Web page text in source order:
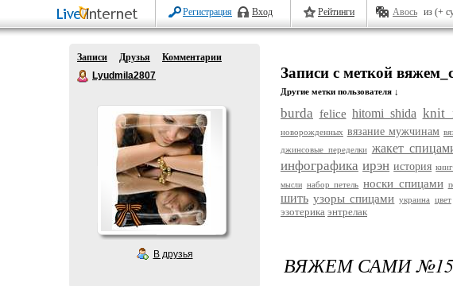
Регистрация Вход Рейтинги Авось из (+
Записи Друзья
Комментарии
Lyudmila2807
В друзья
Записи с меткой
Другие метки пользователя ↓
burda felice hitomi_shida
новорожденных вязание мужчинам
джинсовые переделки жакет
инфографика ирэн история
мысли набор петель носки спицами
шить узоры спицами украина цвет
эзотерика энтрелак
ВЯЖЕМ САМИ